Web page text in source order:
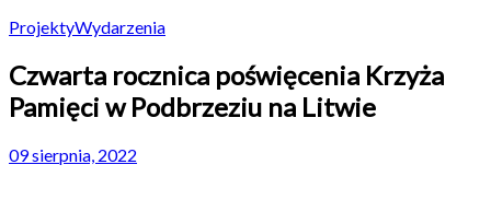
ProjektyWydarzenia
Czwarta rocznica poświęcenia Krzyża
Pamięci w Podbrzeziu na Litwie
09 sierpnia, 2022